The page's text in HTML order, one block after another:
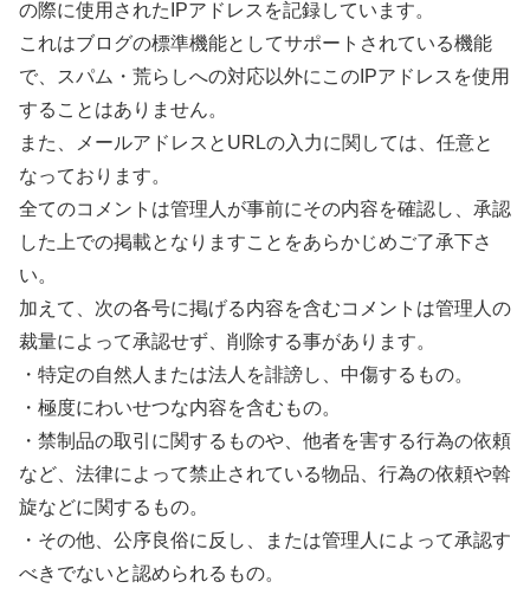
の際に使用されたIPアドレスを記録しています。
これはブログの標準機能としてサポートされている機能
で、スパム・荒らしへの対応以外にこのIPアドレスを使用
することはありません。
また、メールアドレスとURLの入力に関しては、任意と
なっております。
全てのコメントは管理人が事前にその内容を確認し、承認
した上での掲載となりますことをあらかじめご了承下さ
い。
加えて、次の各号に掲げる内容を含むコメントは管理人の
裁量によって承認せず、削除する事があります。
・特定の自然人または法人を誹謗し、中傷するもの。
・極度にわいせつな内容を含むもの。
・禁制品の取引に関するものや、他者を害する行為の依頼
など、法律によって禁止されている物品、行為の依頼や斡
旋などに関するもの。
・その他、公序良俗に反し、または管理人によって承認す
べきでないと認められるもの。